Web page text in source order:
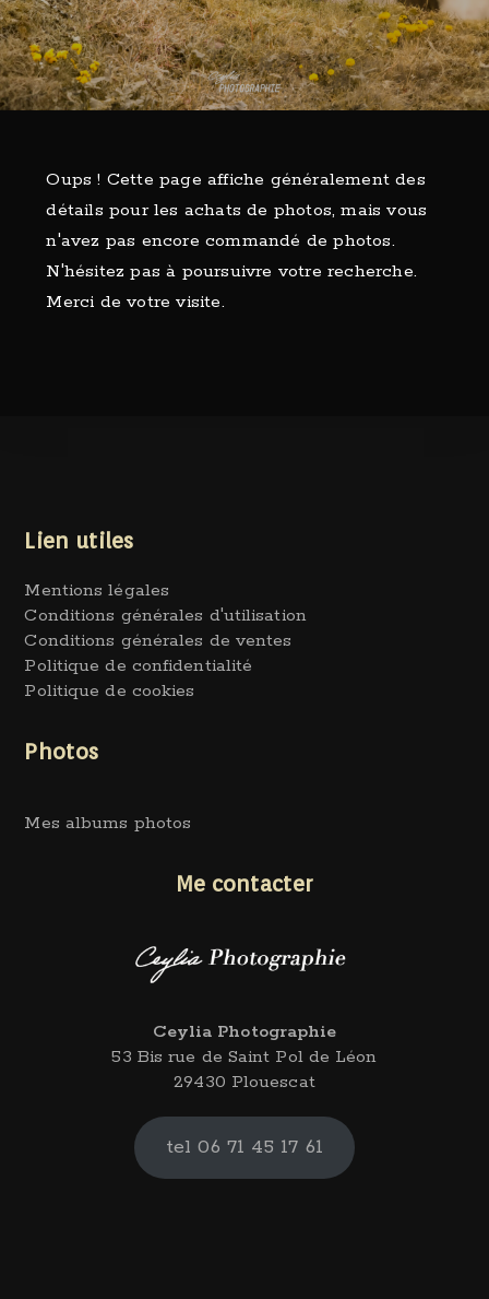
Oups ! Cette page affiche généralement des
détails pour les achats de photos, mais vous
n'avez pas encore commandé de photos.
N'hésitez pas à poursuivre votre recherche.
Merci de votre visite.
Lien utiles
Mentions légales
Conditions générales d'utilisation
Conditions générales de ventes
Politique de confidentialité
Politique de cookies
Photos
Mes albums photos
Me contacter
Ceylia Photographie
53 Bis rue de Saint Pol de Léon
29430 Plouescat
tel 06 71 45 17 61